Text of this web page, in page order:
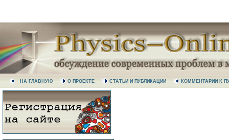
НА ГЛАВНУЮ О ПРОЕКТЕ СТАТЬИ И ПУБЛИКАЦИИ КОММЕНТАРИИ К